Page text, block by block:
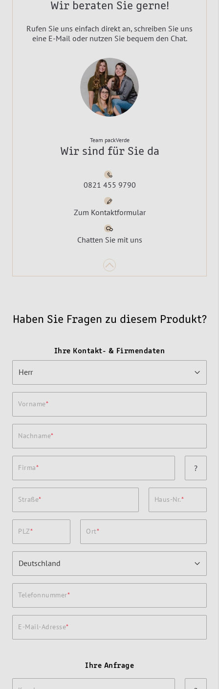
Wir beraten Sie gerne!
Rufen Sie uns einfach direkt an, schreiben Sie uns
eine E-Mail oder nutzen Sie bequem den Chat.
Team packVerde
Wir sind für Sie da
0821 455 9790
Zum Kontaktformular
Chatten Sie mit uns
Haben Sie Fragen zu diesem Produkt?
Ihre Kontakt- & Firmendaten
Vorname
Nachname
Firma ?
Straße Haus-Nr.
PLZ Ort
Telefonnummer
E-Mail-Adresse
Ihre Anfrage